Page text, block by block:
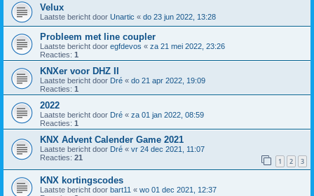
Velux
Laatste bericht door Unartic « do 23 jun 2022, 13:28
Probleem met line coupler
Laatste bericht door egfdevos « za 21 mei 2022, 23:26
Reacties: 1
KNXer voor DHZ II
Laatste bericht door Dré « do 21 apr 2022, 19:09
Reacties: 1
2022
Laatste bericht door Dré « za 01 jan 2022, 08:59
Reacties: 1
KNX Advent Calender Game 2021
Laatste bericht door Dré « vr 24 dec 2021, 11:07
Reacties: 21 1 2 3
KNX kortingscodes
Laatste bericht door bart11 « wo 01 dec 2021, 12:37